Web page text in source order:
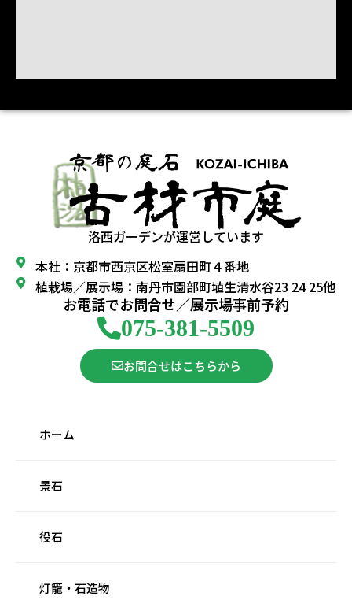
洛西ガーデンが運営しています
本社：京都市西京区松室扇田町４番地
植栽場／展示場：南丹市園部町埴生清水谷23 24 25他
お電話でお問合せ／展示場事前予約
075-381-5509
お問合せはこちらから
ホーム
景石
役石
灯籠・石造物